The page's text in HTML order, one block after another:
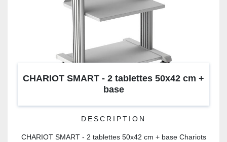
CHARIOT SMART - 2 tablettes 50x42 cm +
base
DESCRIPTION
CHARIOT SMART - 2 tablettes 50x42 cm + base Chariots